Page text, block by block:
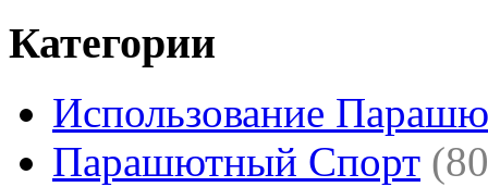
Категории
Использование
Парашютный Спорт